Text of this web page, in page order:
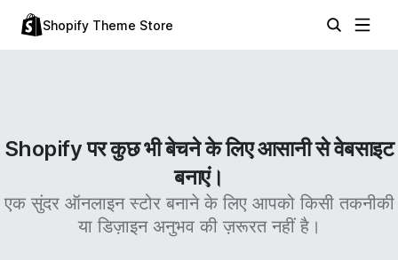
Shopify Theme Store
Shopify पर कुछ भी बेचने के लिए आसानी से वेबसाइट
बनाएं।
एक सुंदर ऑनलाइन स्टोर बनाने के लिए आपको किसी तकनीकी
या डिज़ाइन अनुभव की ज़रूरत नहीं है।